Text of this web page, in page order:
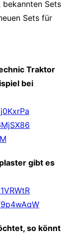
Sets
Sets für
Traktor
bei
gibt es
so könnt